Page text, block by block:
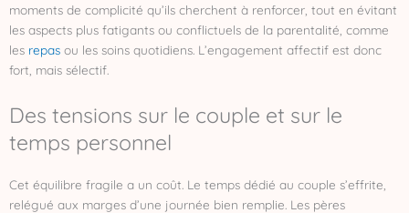
moments de complicité qu’ils cherchent à renforcer, tout en évitant
les aspects plus fatigants ou conflictuels de la parentalité, comme
les repas ou les soins quotidiens. L’engagement affectif est donc
fort, mais sélectif.
Des tensions sur le couple et sur le
temps personnel
Cet équilibre fragile a un coût. Le temps dédié au couple s’effrite,
relégué aux marges d’une journée bien remplie. Les pères